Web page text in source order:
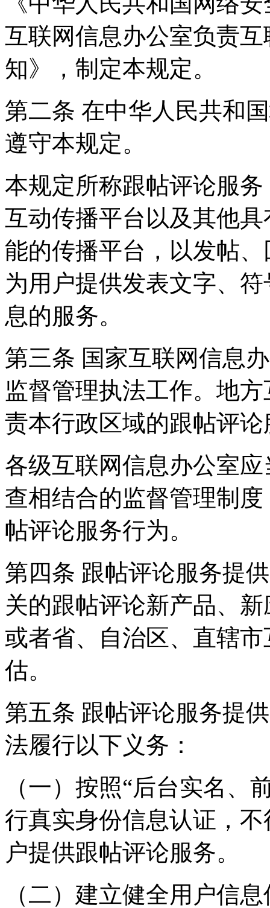
互联网信息办公室负责
知》，制定本规定。
第二条 在中华人民共和
遵守本规定。
本规定所称跟帖评论服
互动传播平台以及其他
能的传播平台，以发帖
为用户提供发表文字、
息的服务。
第三条 国家互联网信息
监督管理执法工作。地
责本行政区域的跟帖评
各级互联网信息办公室
查相结合的监督管理制
帖评论服务行为。
第四条 跟帖评论服务提
关的跟帖评论新产品、
或者省、自治区、直辖
估。
第五条 跟帖评论服务提
法履行以下义务：
（一）按照“后台实名、
行真实身份信息认证，
户提供跟帖评论服务。
（二）建立健全用户信